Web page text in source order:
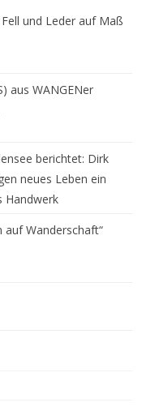
und Leder auf Maß
aus WANGENer
berichtet: Dirk
neues Leben ein
Handwerk
auf Wanderschaft“